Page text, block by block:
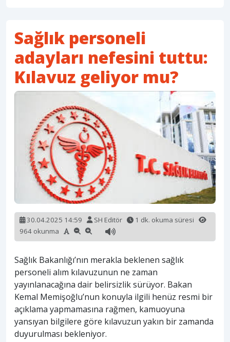
Sağlık personeli
adayları nefesini tuttu:
Kılavuz geliyor mu?
30.04.2025 14:59 SH Editör
1 dk. okuma süresi
964 okunma
Sağlık Bakanlığı’nın merakla beklenen sağlık
personeli alım kılavuzunun ne zaman
yayınlanacağına dair belirsizlik sürüyor. Bakan
Kemal Memişoğlu’nun konuyla ilgili henüz resmi bir
açıklama yapmamasına rağmen, kamuoyuna
yansıyan bilgilere göre kılavuzun yakın bir zamanda
duyurulması bekleniyor.